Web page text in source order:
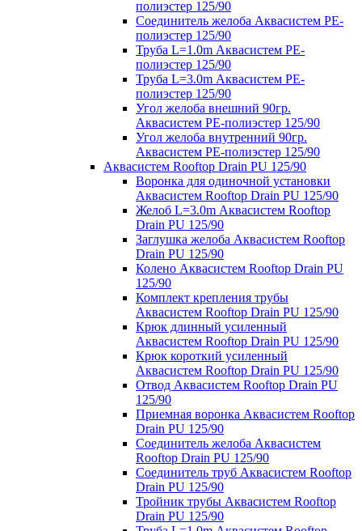
полиэстер 125/90
Соединитель желоба Аквасистем PE-
полиэстер 125/90
Труба L=1.0m Аквасистем PE-
полиэстер 125/90
Труба L=3.0m Аквасистем PE-
полиэстер 125/90
Угол желоба внешний 90гр.
Аквасистем PE-полиэстер 125/90
Угол желоба внутренний 90гр.
Аквасистем PE-полиэстер 125/90
Аквасистем Rooftop Drain PU 125/90
Воронка для одиночной установки
Аквасистем Rooftop Drain PU 125/90
Желоб L=3.0m Аквасистем Rooftop
Drain PU 125/90
Заглушка желоба Аквасистем Rooftop
Drain PU 125/90
Колено Аквасистем Rooftop Drain PU
125/90
Комплект крепления трубы
Аквасистем Rooftop Drain PU 125/90
Крюк длинный усиленный
Аквасистем Rooftop Drain PU 125/90
Крюк короткий усиленный
Аквасистем Rooftop Drain PU 125/90
Отвод Аквасистем Rooftop Drain PU
125/90
Приемная воронка Аквасистем Rooftop
Drain PU 125/90
Соединитель желоба Аквасистем
Rooftop Drain PU 125/90
Соединитель труб Аквасистем Rooftop
Drain PU 125/90
Тройник трубы Аквасистем Rooftop
Drain PU 125/90